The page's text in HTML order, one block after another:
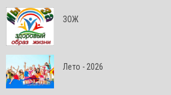
ЗОЖ
Лето - 2026